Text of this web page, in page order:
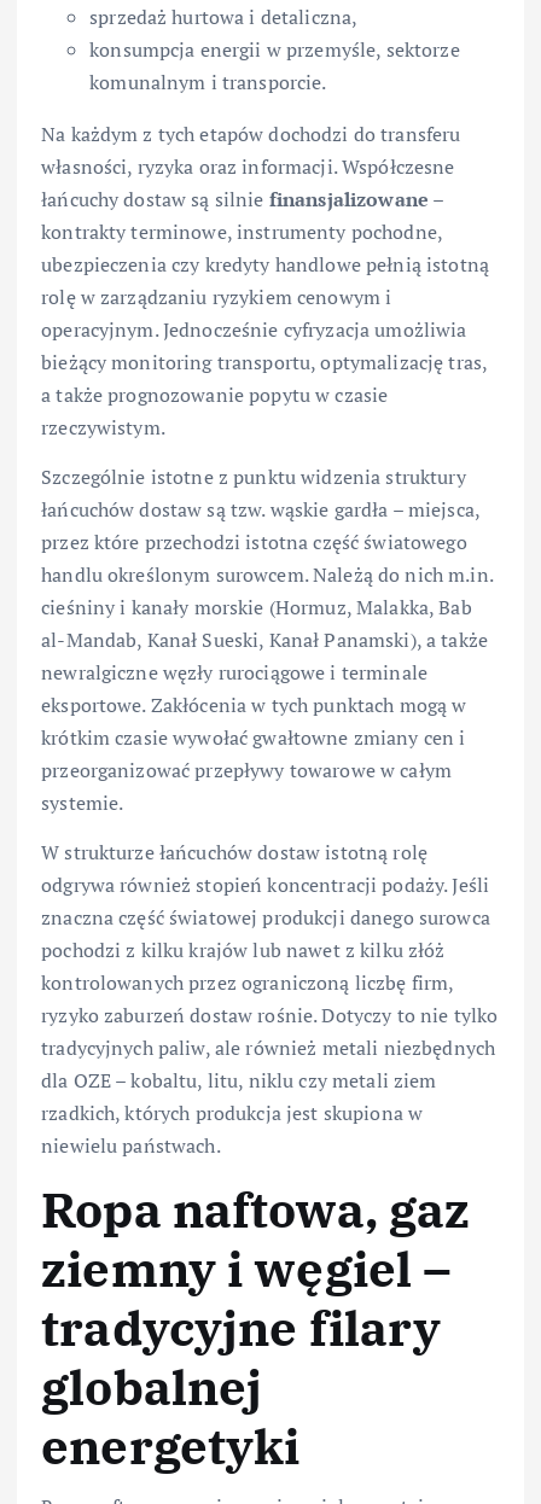
sprzedaż hurtowa i detaliczna,
konsumpcja energii w przemyśle, sektorze
komunalnym i transporcie.
Na każdym z tych etapów dochodzi do transferu
własności, ryzyka oraz informacji. Współczesne
łańcuchy dostaw są silnie finansjalizowane –
kontrakty terminowe, instrumenty pochodne,
ubezpieczenia czy kredyty handlowe pełnią istotną
rolę w zarządzaniu ryzykiem cenowym i
operacyjnym. Jednocześnie cyfryzacja umożliwia
bieżący monitoring transportu, optymalizację tras,
a także prognozowanie popytu w czasie
rzeczywistym.
Szczególnie istotne z punktu widzenia struktury
łańcuchów dostaw są tzw. wąskie gardła – miejsca,
przez które przechodzi istotna część światowego
handlu określonym surowcem. Należą do nich m.in.
cieśniny i kanały morskie (Hormuz, Malakka, Bab
al-Mandab, Kanał Sueski, Kanał Panamski), a także
newralgiczne węzły rurociągowe i terminale
eksportowe. Zakłócenia w tych punktach mogą w
krótkim czasie wywołać gwałtowne zmiany cen i
przeorganizować przepływy towarowe w całym
systemie.
W strukturze łańcuchów dostaw istotną rolę
odgrywa również stopień koncentracji podaży. Jeśli
znaczna część światowej produkcji danego surowca
pochodzi z kilku krajów lub nawet z kilku złóż
kontrolowanych przez ograniczoną liczbę firm,
ryzyko zaburzeń dostaw rośnie. Dotyczy to nie tylko
tradycyjnych paliw, ale również metali niezbędnych
dla OZE – kobaltu, litu, niklu czy metali ziem
rzadkich, których produkcja jest skupiona w
niewielu państwach.
Ropa naftowa, gaz
ziemny i węgiel –
tradycyjne filary
globalnej
energetyki